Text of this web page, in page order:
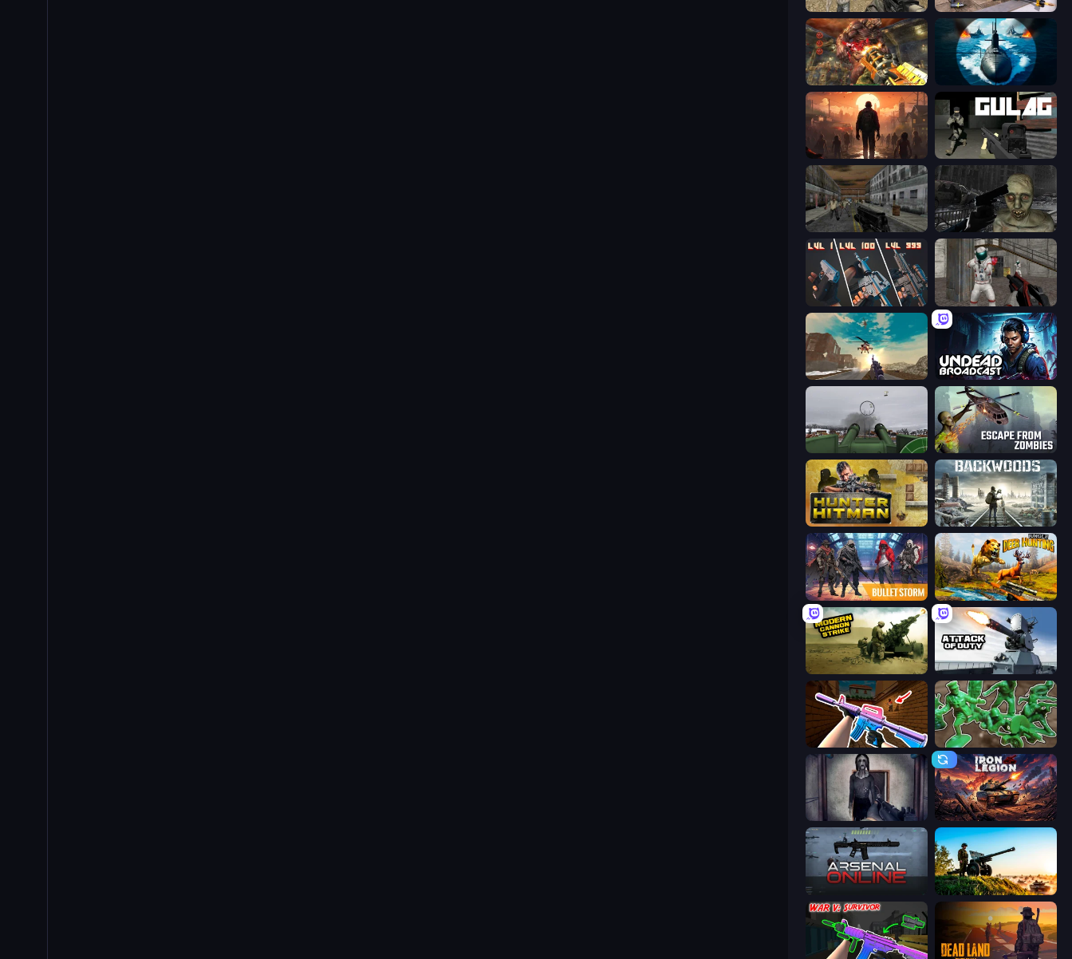
Infection Z FPS Commando Gun Shooting Game
Cemetery Warrior 4 Ships Battlefield 3D
Attack of the Dead Gulag
Silent Insanity Psychological Trauma C-Virus Game: Outbreak
The Range 3D Battle Area
Grandfather Road Chase: Shooter Undead Broadcast
Flakmeister Escape from Zombies
Hunter Hitman Backwoods
Bulletstorm Jungle Deer Hunting
Modern Cannon Strike Attack of Duty
KS Z Soldiers - Capture and Control!
Slendrina Must Die: The Cellar Iron Legion
Arsenal Online Artillery Vs Tanks